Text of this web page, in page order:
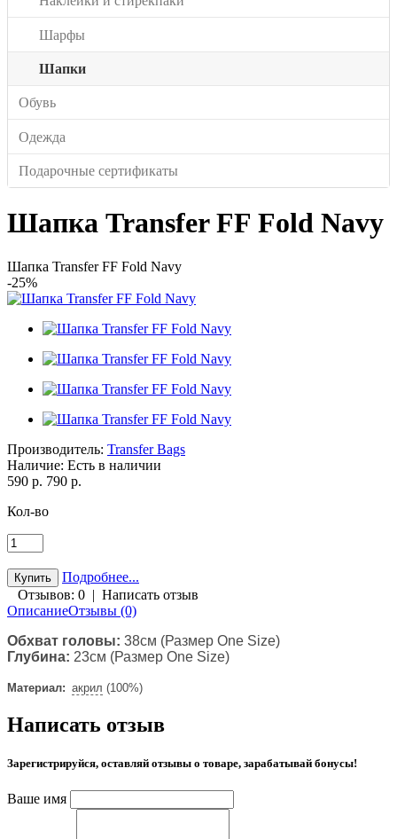
Шарфы
Шапки
Обувь
Одежда
Подарочные сертификаты
Шапка Transfer FF Fold Navy
Шапка Transfer FF Fold Navy
-25%
Производитель: Transfer Bags
Наличие: Есть в наличии
590 р. 790 р.
Кол-во
Подробнее...
Отзывов: 0 | Написать отзыв
ОписаниеОтзывы (0)
Обхват головы: 38см (Размер One Size)
Глубина: 23см (Размер One Size)
Материал: акрил (100%)
Написать отзыв
Зарегистрируйся, оставляй отзывы о товаре, зарабатывай бонусы!
Ваше имя